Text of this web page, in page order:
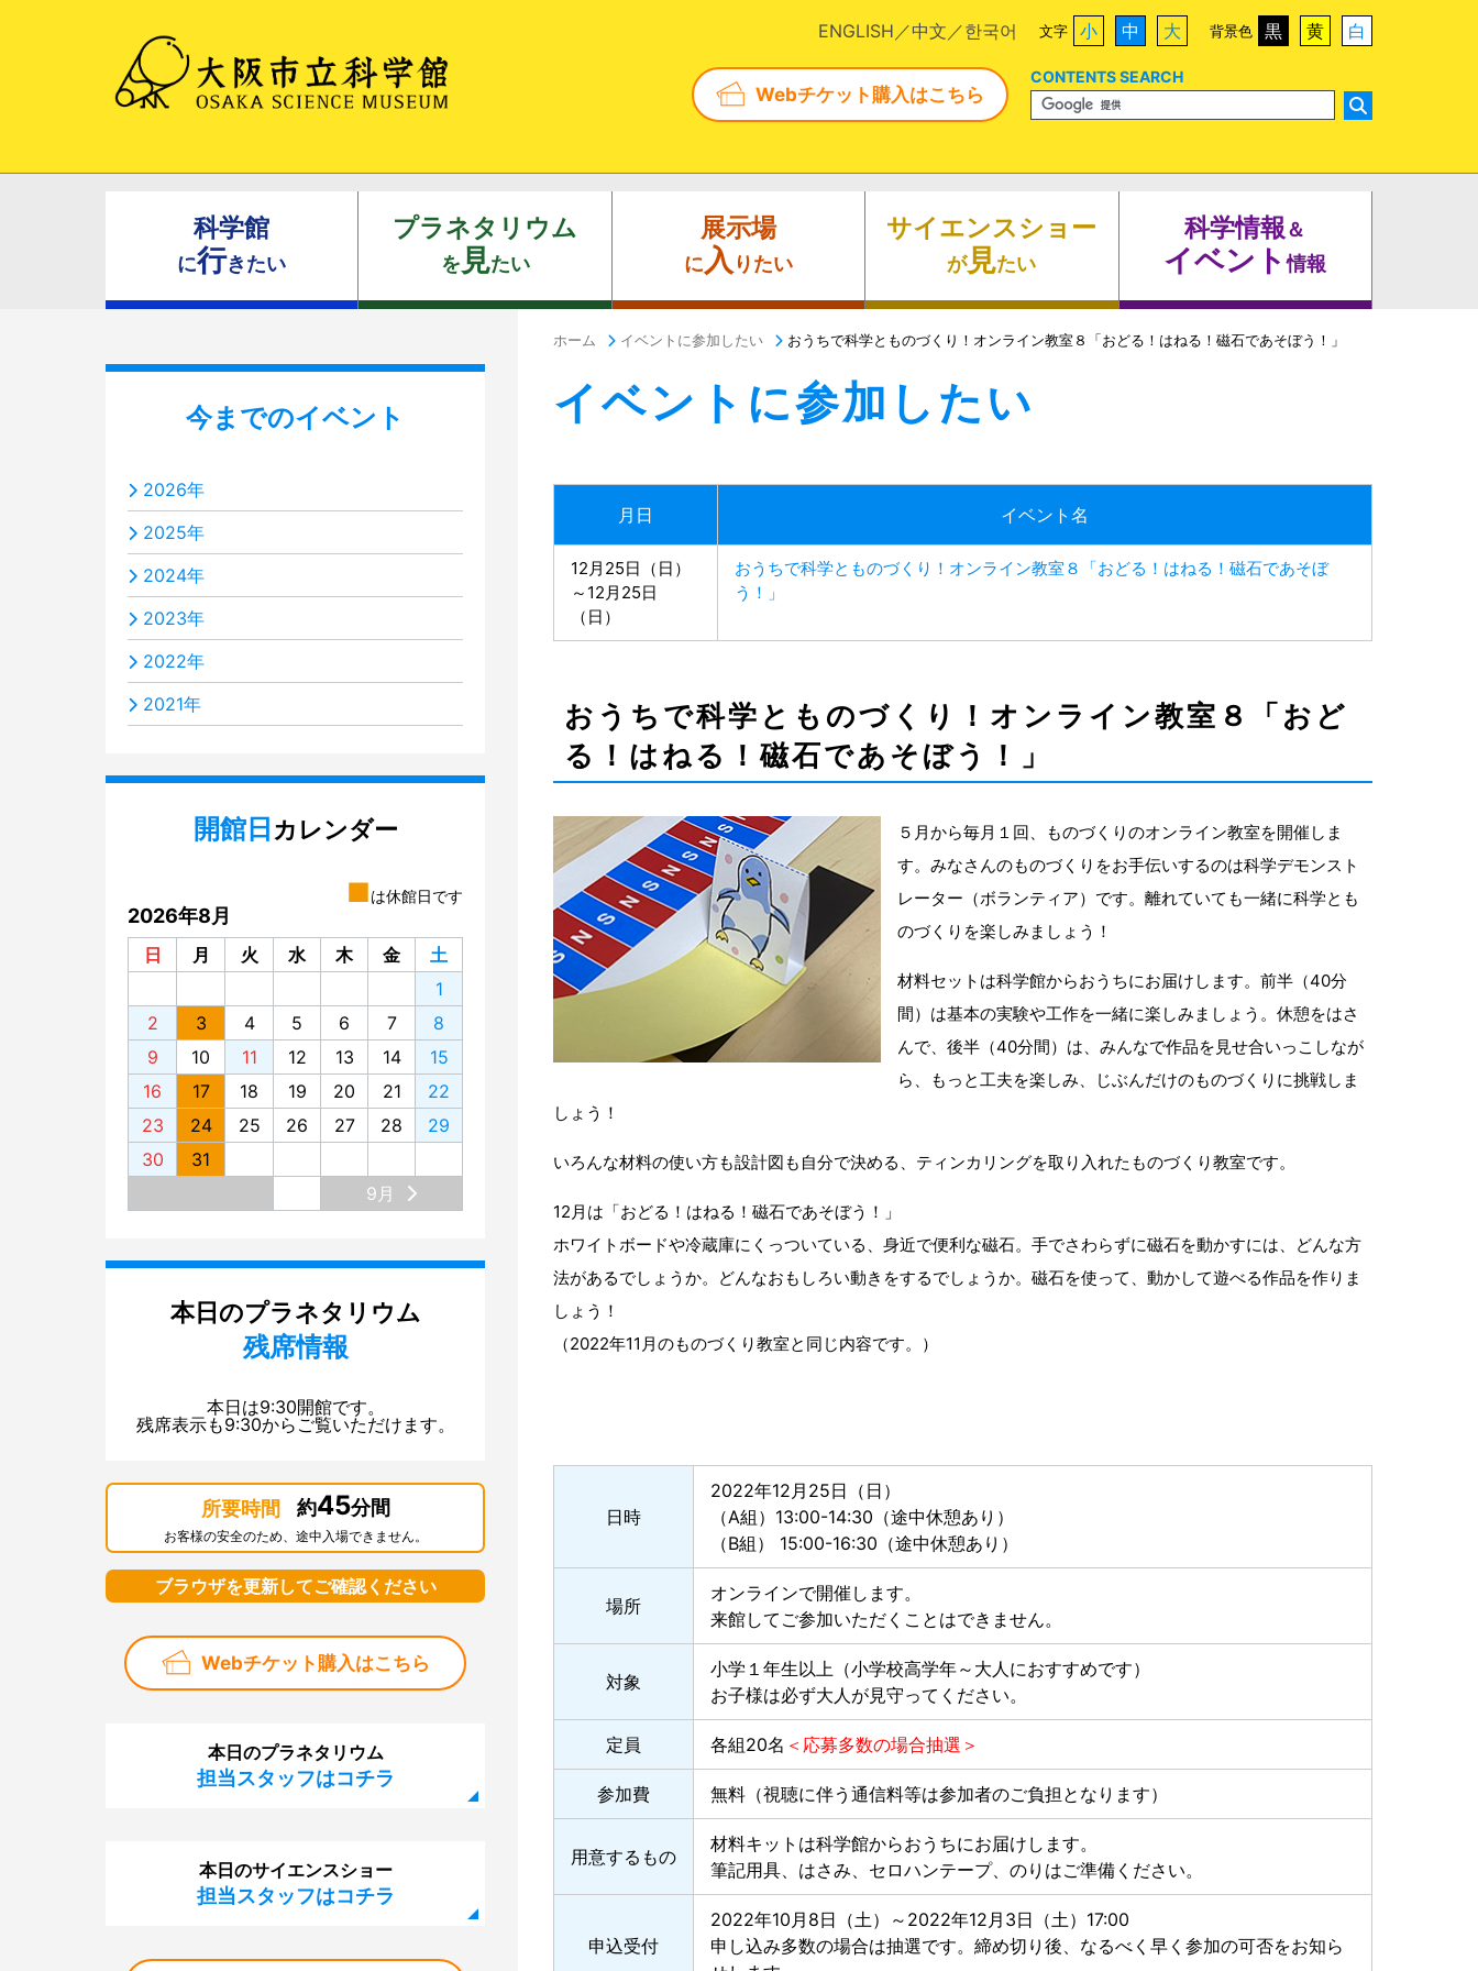
ENGLISH 中文 한국어 文字 小 中 大 背景色 黒 黄 白
Webチケット購入はこちら
CONTENTS SEARCH
科学館
に行きたい
プラネタリウム
を 見たい
展示場
に入 りたい
サイエンスショー
が見たい
科学情報＆
イベント情報
ホーム イベントに参加したい おうちで科学とものづくり！オンライン教室８「おどる！はねる！磁石であそぼう！」
イベントに参加したい
月日 イベント名
12月25日（日）
～12月25日
（日）
おうちで科学とものづくり！オンライン教室８「おどる！はねる！磁石であそぼ
う！」
おうちで科学とものづくり！オンライン教室８「おど
る！はねる！磁石であそぼう！」
５月から毎月１回、ものづくりのオンライン教室を開催しま
す。みなさんのものづくりをお手伝いするのは科学デモンスト
レーター（ボランティア）です。離れていても一緒に科学とも
のづくりを楽しみましょう！
材料セットは科学館からおうちにお届けします。前半（40分
間）は基本の実験や工作を一緒に楽しみましょう。休憩をはさ
んで、後半（40分間）は、みんなで作品を見せ合いっこしなが
ら、もっと工夫を楽しみ、じぶんだけのものづくりに挑戦しま
しょう！
いろんな材料の使い方も設計図も自分で決める、ティンカリングを取り入れたものづくり教室です。
12月は「おどる！はねる！磁石であそぼう！」
ホワイトボードや冷蔵庫にくっついている、身近で便利な磁石。手でさわらずに磁石を動かすには、どんな方
法があるでしょうか。どんなおもしろい動きをするでしょうか。磁石を使って、動かして遊べる作品を作りま
しょう！
（2022年11月のものづくり教室と同じ内容です。）
日時
2022年12月25日（日）
（A組）13:00-14:30（途中休憩あり）
（B組） 15:00-16:30（途中休憩あり）
場所
オンラインで開催します。
来館してご参加いただくことはできません。
対象
小学１年生以上（小学校高学年～大人におすすめです）
お子様は必ず大人が見守ってください。
定員 各組20名 ＜応募多数の場合抽選＞
参加費 無料（視聴に伴う通信料等は参加者のご負担となります）
用意するもの
材料キットは科学館からおうちにお届けします。
筆記用具、はさみ、セロハンテープ、のりはご準備ください。
申込受付
2022年10月8日（土）～2022年12月3日（土）17:00
申し込み多数の場合は抽選です。締め切り後、なるべく早く参加の可否をお知ら
今までのイベント
2026年
2025年
2024年
2023年
2022年
2021年
開館日 カレンダー
■は休館日です
2026年8月
日 月 火 水 木 金
土
1
2
3 4 5 6 7
8
9
10 11 12 13 14
15
16
17 18 19 20 21
22
23
24 25 26 27 28
29
30
31
9月
本日のプラネタリウム
残席情報
本日は9:30開館です。
残席表示も9:30からご覧いただけます。
所要時間 約45分間
お客様の安全のため、途中入場できません。
ブラウザを更新してご確認ください
Webチケット購入はこちら
本日のプラネタリウム
担当スタッフはコチラ
本日のサイエンスショー
担当スタッフはコチラ